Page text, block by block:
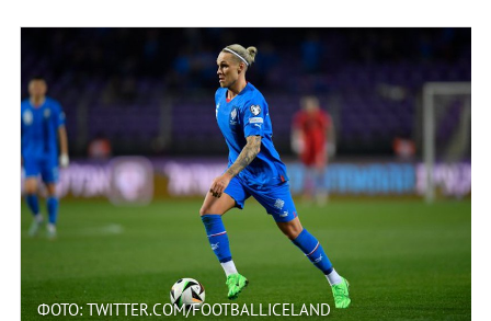
ФОТО: TWITTER.COM/FOOTBALLICELAND